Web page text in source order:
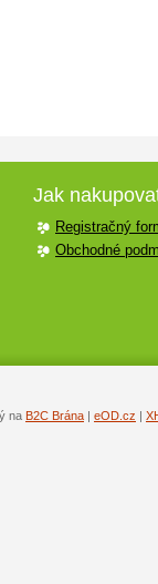
Jak
Registračný
Obchodné
na B2C Brána | eOD.cz |